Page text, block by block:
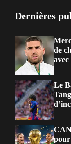
Dernières
de
avec
Le
pour